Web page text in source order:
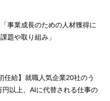
事業成長のための人材獲得に
題や取り組み」
任給】就職人気企業20社のう
円以上、AIに代替される仕事の